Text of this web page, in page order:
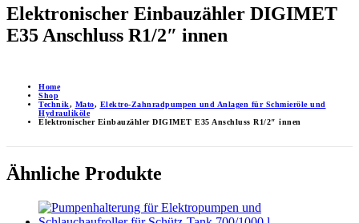
Elektronischer Einbauzähler DIGIMET
E35 Anschluss R1/2″ innen
Home
Shop
Technik, Mato, Elektro-Zahnradpumpen und Anlagen für Schmieröle und
Hydrauliköle
Elektronischer Einbauzähler DIGIMET E35 Anschluss R1/2″ innen
Ähnliche Produkte